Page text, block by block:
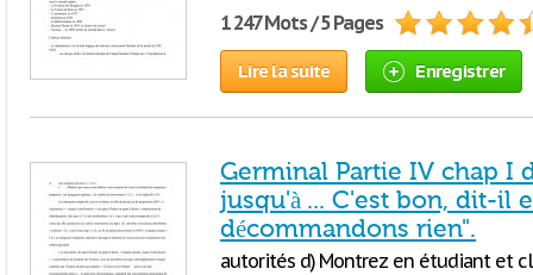
1 247 Mots / 5 Pages
Lire la suite Enregistrer
Germinal Partie IV chap I
jusqu'à ... C'est bon, dit-il
décommandons rien".
autorités d) Montrez en étudiant et